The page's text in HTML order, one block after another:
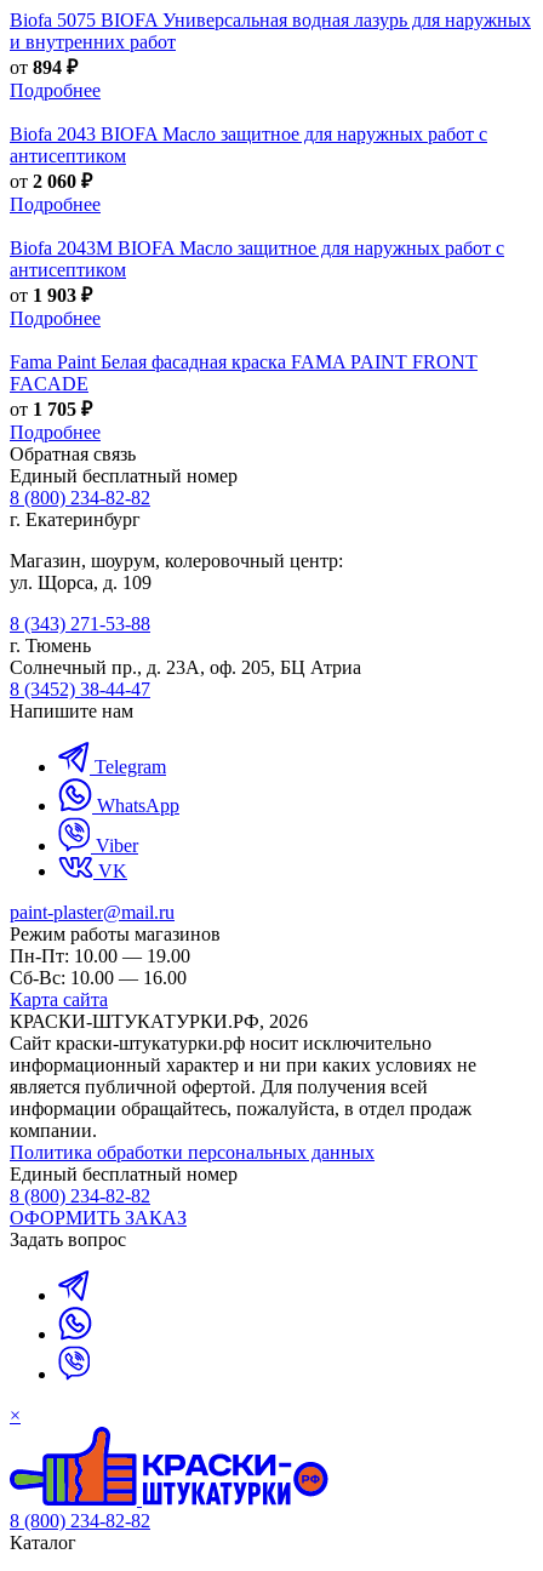
Biofa 5075 BIOFA Универсальная водная лазурь для наружных
и внутренних работ
от 894 ₽
Подробнее
Biofa 2043 BIOFA Масло защитное для наружных работ с
антисептиком
от 2 060 ₽
Подробнее
Biofa 2043M BIOFA Масло защитное для наружных работ с
антисептиком
от 1 903 ₽
Подробнее
Fama Paint Белая фасадная краска FAMA PAINT FRONT
FACADE
от 1 705 ₽
Подробнее
Обратная связь
Единый бесплатный номер
8 (800) 234-82-82
г. Екатеринбург
Магазин, шоурум, колеровочный центр:
ул. Щорса, д. 109
8 (343) 271-53-88
г. Тюмень
Солнечный пр., д. 23А, оф. 205, БЦ Атриа
8 (3452) 38-44-47
Напишите нам
Telegram
WhatsApp
Viber
VK
paint-plaster@mail.ru
Режим работы магазинов
Пн-Пт: 10.00 — 19.00
Сб-Вс: 10.00 — 16.00
Карта сайта
КРАСКИ-ШТУКАТУРКИ.РФ, 2026
Cайт краски-штукатурки.рф носит исключительно
информационный характер и ни при каких условиях не
является публичной офертой. Для получения всей
информации обращайтесь, пожалуйста, в отдел продаж
компании.
Политика обработки персональных данных
Единый бесплатный номер
8 (800) 234-82-82
ОФОРМИТЬ ЗАКАЗ
Задать вопрос
×
8 (800) 234-82-82
Каталог